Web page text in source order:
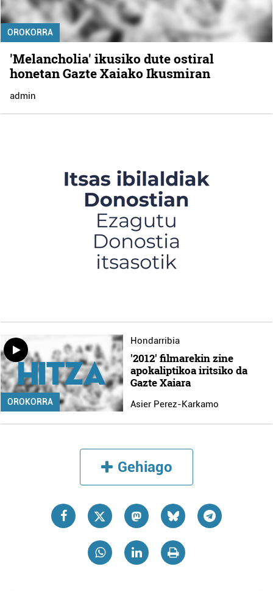
OROKORRA
'Melancholia' ikusiko dute ostiral
honetan Gazte Xaiako Ikusmiran
admin
OROKORRA
Hondarribia
'2012' filmarekin zine
apokaliptikoa iritsiko da
Gazte Xaiara
Asier Perez-Karkamo
Gehiago